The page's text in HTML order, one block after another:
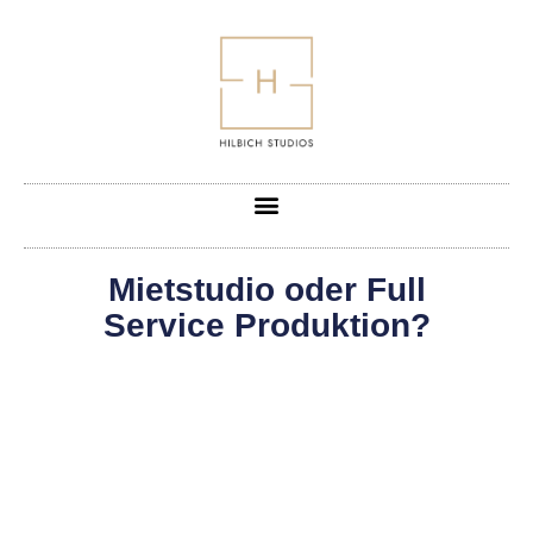
Mietstudio oder Full
Service Produktion?